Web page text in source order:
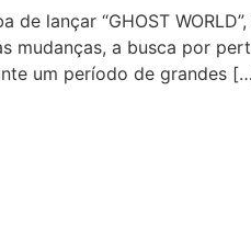
de lançar “GHOST
mudanças, a busca por
um período de grandes